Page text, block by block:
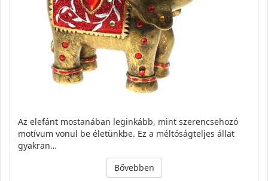
Az elefánt mostanában leginkább, mint szerencsehozó
motívum vonul be életünkbe. Ez a méltóságteljes állat
gyakran…
Bővebben